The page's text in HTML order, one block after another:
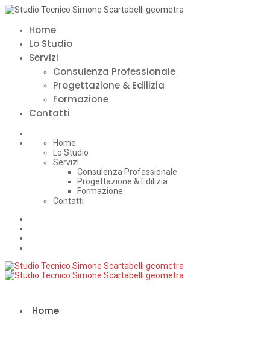
Home
Lo Studio
Servizi
Consulenza Professionale
Progettazione & Edilizia
Formazione
Contatti
Home
Lo Studio
Servizi
Consulenza Professionale
Progettazione & Edilizia
Formazione
Contatti
Home